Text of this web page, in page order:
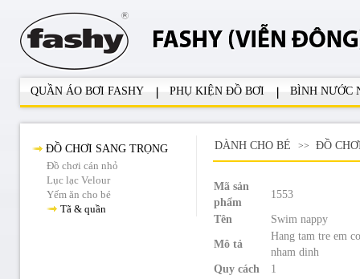
QUẦN ÁO BƠI FASHY PHỤ KIỆN ĐỒ BƠI BÌNH NƯỚC
ĐỒ CHƠI SANG TRỌNG
Đồ chơi cán nhỏ
Lục lạc Velour
Yếm ăn cho bé
Tã & quần
DÀNH CHO BÉ >> ĐỒ
Mã sản
phẩm
1553
Tên Swim nappy
Mô tả
Hang tam tre em
nham dinh
Quy cách
1